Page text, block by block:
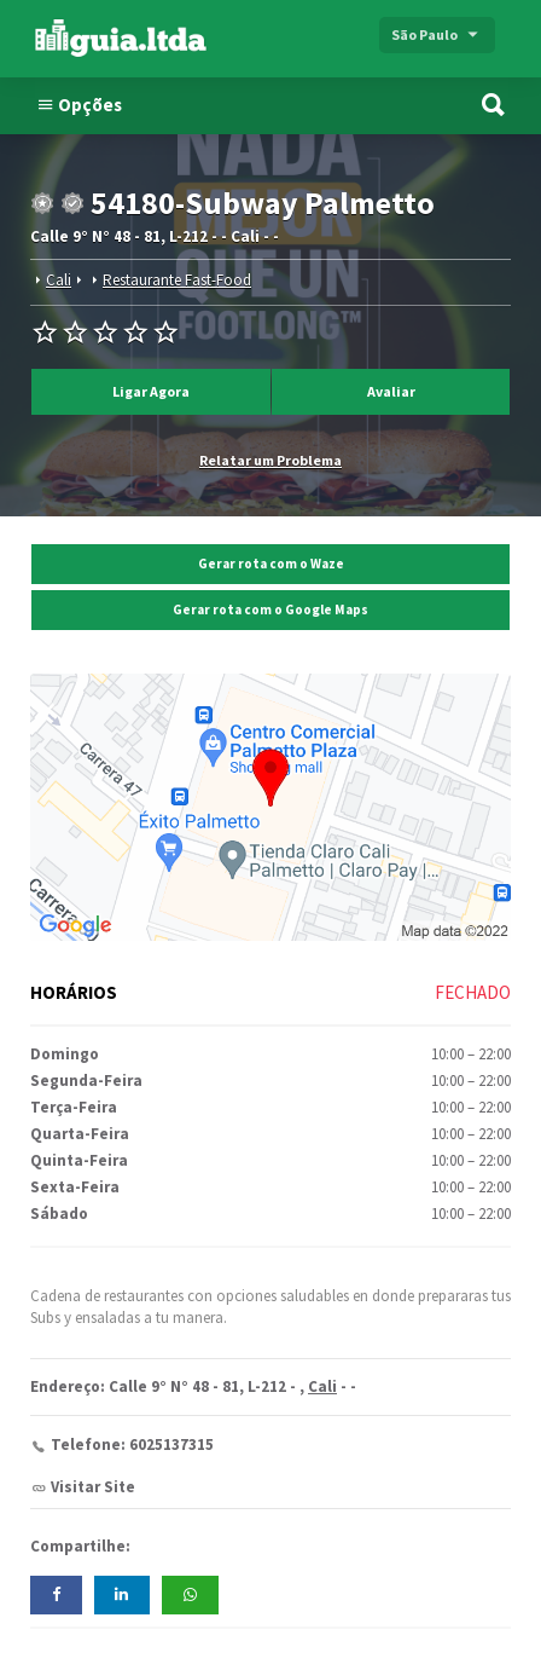
São Paulo
Opções
54180-Subway Palmetto
Calle 9° N° 48 - 81, L-212 - - Cali - -
Cali Restaurante Fast-Food
Ligar Agora Avaliar
Relatar um Problema
Cadena de restaurantes con opciones saludables en donde prepararas tus
Subs y ensaladas a tu manera.
Endereço: Calle 9° N° 48 - 81, L-212 - , Cali - -
Telefone: 6025137315
Visitar Site
Compartilhe:
Gerar rota com o Waze
Gerar rota com o Google Maps
HORÁRIOS FECHADO
Domingo 10:00– 22:00
Segunda-Feira
10:00– 22:00
Terça-Feira
10:00– 22:00
Quarta-Feira
10:00– 22:00
Quinta-Feira
10:00– 22:00
Sexta-Feira
10:00– 22:00
Sábado
10:00– 22:00